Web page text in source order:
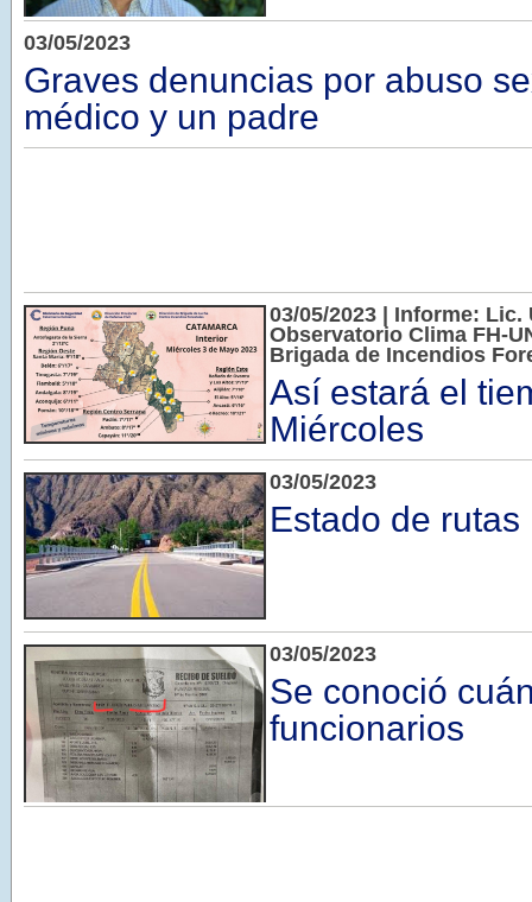
03/05/2023
Graves denuncias por abuso
médico y un padre
03/05/2023 | Informe: Lic.
Observatorio Clima FH-
Brigada de Incendios
Así estará el
Miércoles
03/05/2023
Estado de rutas
03/05/2023
Se conoció
funcionarios